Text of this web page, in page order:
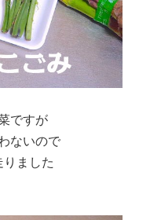
ですが
ないので
りました